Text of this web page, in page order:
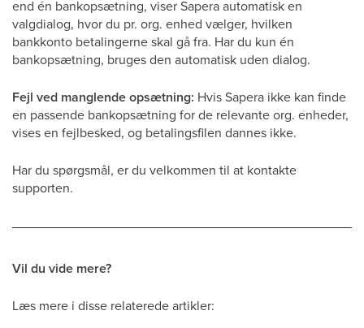
end én bankopsætning, viser Sapera automatisk en
valgdialog, hvor du pr. org. enhed vælger, hvilken
bankkonto betalingerne skal gå fra. Har du kun én
bankopsætning, bruges den automatisk uden dialog.
Fejl ved manglende opsætning: Hvis Sapera ikke kan finde
en passende bankopsætning for de relevante org. enheder,
vises en fejlbesked, og betalingsfilen dannes ikke.
Har du spørgsmål, er du velkommen til at kontakte
supporten.
Vil du vide mere?
Læs mere i disse relaterede artikler: